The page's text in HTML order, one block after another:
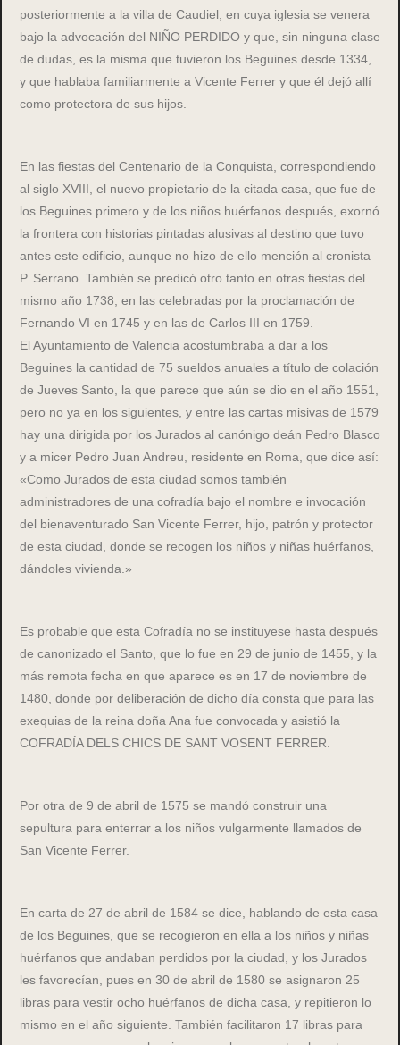
posteriormente a la villa de Caudiel, en cuya iglesia se venera
bajo la advocación del NIÑO PERDIDO y que, sin ninguna clase
de dudas, es la misma que tuvieron los Beguines desde 1334,
y que hablaba familiarmente a Vicente Ferrer y que él dejó allí
como protectora de sus hijos.
En las fiestas del Centenario de la Conquista, correspondiendo
al siglo XVIII, el nuevo propietario de la citada casa, que fue de
los Beguines primero y de los niños huérfanos después, exornó
la frontera con historias pintadas alusivas al destino que tuvo
antes este edificio, aunque no hizo de ello mención al cronista
P. Serrano. También se predicó otro tanto en otras fiestas del
mismo año 1738, en las celebradas por la proclamación de
Fernando VI en 1745 y en las de Carlos III en 1759.
El Ayuntamiento de Valencia acostumbraba a dar a los
Beguines la cantidad de 75 sueldos anuales a título de colación
de Jueves Santo, la que parece que aún se dio en el año 1551,
pero no ya en los siguientes, y entre las cartas misivas de 1579
hay una dirigida por los Jurados al canónigo deán Pedro Blasco
y a micer Pedro Juan Andreu, residente en Roma, que dice así:
«Como Jurados de esta ciudad somos también
administradores de una cofradía bajo el nombre e invocación
del bienaventurado San Vicente Ferrer, hijo, patrón y protector
de esta ciudad, donde se recogen los niños y niñas huérfanos,
dándoles vivienda.»
Es probable que esta Cofradía no se instituyese hasta después
de canonizado el Santo, que lo fue en 29 de junio de 1455, y la
más remota fecha en que aparece es en 17 de noviembre de
1480, donde por deliberación de dicho día consta que para las
exequias de la reina doña Ana fue convocada y asistió la
COFRADÍA DELS CHICS DE SANT VOSENT FERRER.
Por otra de 9 de abril de 1575 se mandó construir una
sepultura para enterrar a los niños vulgarmente llamados de
San Vicente Ferrer.
En carta de 27 de abril de 1584 se dice, hablando de esta casa
de los Beguines, que se recogieron en ella a los niños y niñas
huérfanos que andaban perdidos por la ciudad, y los Jurados
les favorecían, pues en 30 de abril de 1580 se asignaron 25
libras para vestir ocho huérfanos de dicha casa, y repitieron lo
mismo en el año siguiente. También facilitaron 17 libras para